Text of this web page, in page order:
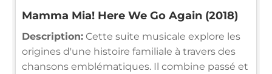
Mamma Mia! Here We Go Again (2018)
Description: Cette suite musicale explore les
origines d'une histoire familiale à travers des
chansons emblématiques. Il combine passé et